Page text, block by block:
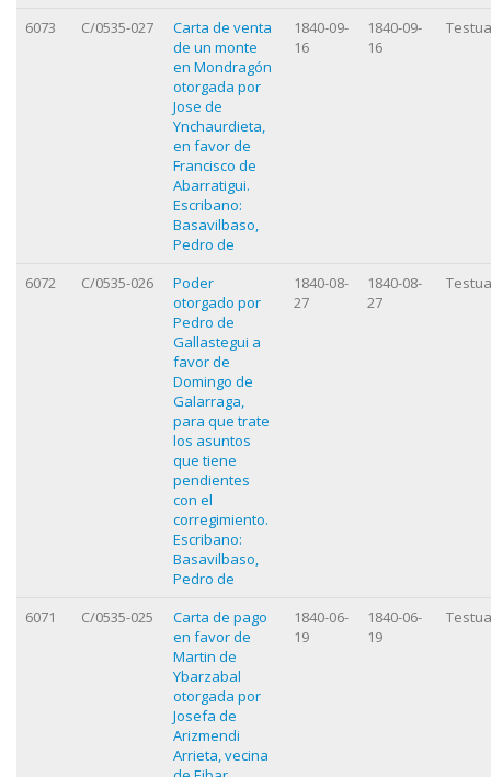
6073 C/0535-027
Carta de venta
de un monte
en Mondragón
otorgada por
Jose de
Ynchaurdieta,
en favor de
Francisco de
Abarratigui.
Escribano:
Basavilbaso,
Pedro de
1840-09-
16
1840-09-
16
6072 C/0535-026
Poder
otorgado por
Pedro de
Gallastegui a
favor de
Domingo de
Galarraga,
para que trate
los asuntos
que tiene
pendientes
con el
corregimiento.
Escribano:
Basavilbaso,
Pedro de
1840-08-
27
1840-08-
27
6071 C/0535-025
Carta de pago
en favor de
Martin de
Ybarzabal
otorgada por
Josefa de
Arizmendi
Arrieta, vecina
1840-06-
19
1840-06-
19